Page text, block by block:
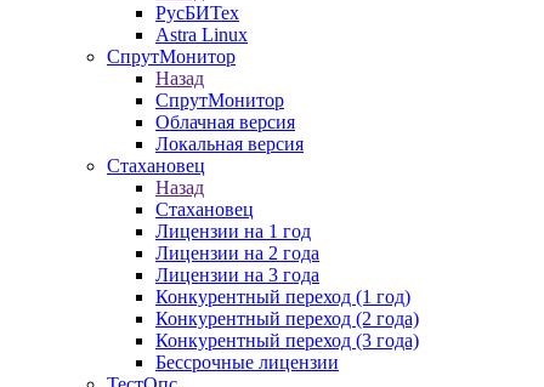
РусБИТех
Astra Linux
СпрутМонитор
Назад
СпрутМонитор
Облачная версия
Локальная версия
Стахановец
Назад
Стахановец
Лицензии на 1 год
Лицензии на 2 года
Лицензии на 3 года
Конкурентный переход (1 год)
Конкурентный переход (2 года)
Конкурентный переход (3 года)
Бессрочные лицензии